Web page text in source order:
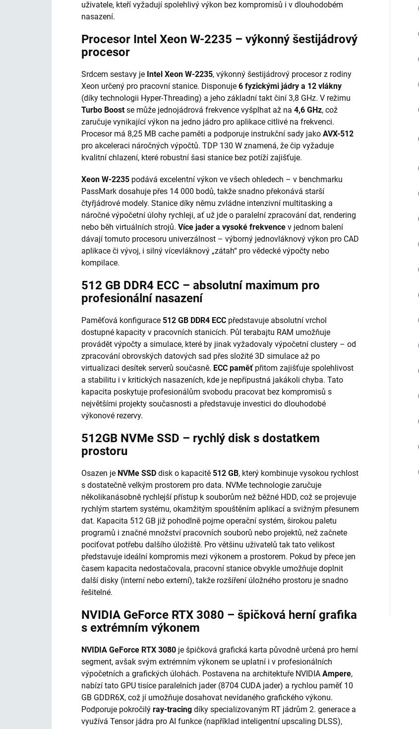
uživatele, kteří vyžadují spolehlivý výkon bez kompromisů i v dlouhodobém
nasazení.
Procesor Intel Xeon W-2235 – výkonný šestijádrový
procesor
Srdcem sestavy je Intel Xeon W-2235, výkonný šestijádrový procesor z rodiny
Xeon určený pro pracovní stanice. Disponuje 6 fyzickými jádry a 12 vlákny
(díky technologii Hyper-Threading) a jeho základní takt činí 3,8 GHz. V režimu
Turbo Boostse může jednojádrová frekvence vyšplhat až na 4,6 GHz, což
zaručuje vynikající výkon na jedno jádro pro aplikace citlivé na frekvenci.
Procesor má 8,25 MB cache paměti a podporuje instrukční sady jako AVX-512
pro akceleraci náročných výpočtů. TDP 130 W znamená, že čip vyžaduje
kvalitní chlazení, které robustní šasi stanice bez potíží zajišťuje.
Xeon W-2235 podává excelentní výkon ve všech ohledech – v benchmarku
PassMark dosahuje přes 14 000 bodů, takže snadno překonává starší
čtyřjádrové modely. Stanice díky němu zvládne intenzivní multitasking a
náročné výpočetní úlohy rychleji, ať už jde o paralelní zpracování dat, rendering
nebo běh virtuálních strojů. Více jader a vysoké frekvence v jednom balení
dávají tomuto procesoru univerzálnost – výborný jednovláknový výkon pro CAD
aplikace či vývoj, i silný vícevláknový „zátah“ pro vědecké výpočty nebo
kompilace.
512 GB DDR4 ECC – absolutní maximum pro
profesionální nasazení
Paměťová konfigurace 512 GB DDR4 ECC představuje absolutní vrchol
dostupné kapacity v pracovních stanicích. Půl terabajtu RAM umožňuje
provádět výpočty a simulace, které by jinak vyžadovaly výpočetní clustery – od
zpracování obrovských datových sad přes složité 3D simulace až po
virtualizaci desítek serverů současně. ECC paměťpřitom zajišťuje spolehlivost
a stabilitu i v kritických nasazeních, kde je nepřípustná jakákoli chyba. Tato
kapacita poskytuje profesionálům svobodu pracovat bez kompromisů s
největšími projekty současnosti a představuje investici do dlouhodobé
výkonové rezervy.
512GB NVMe SSD – rychlý disk s dostatkem
prostoru
Osazen je NVMe SSD disk o kapacitě 512 GB, který kombinuje vysokou rychlost
s dostatečně velkým prostorem pro data. NVMe technologie zaručuje
několikanásobně rychlejší přístup k souborům než běžné HDD, což se projevuje
rychlým startem systému, okamžitým spouštěním aplikací a svižným přesunem
dat. Kapacita 512 GB již pohodlně pojme operační systém, širokou paletu
programů i značné množství pracovních souborů nebo projektů, než začnete
pociťovat potřebu dalšího úložiště. Pro většinu uživatelů tak tato velikost
představuje ideální kompromis mezi výkonem a prostorem. Pokud by přece jen
časem kapacita nedostačovala, pracovní stanice obvykle umožňuje doplnit
další disky (interní nebo externí), takže rozšíření úložného prostoru je snadno
řešitelné.
NVIDIA GeForce RTX 3080 – špičková herní grafika
s extrémním výkonem
NVIDIA GeForce RTX 3080 je špičková grafická karta původně určená pro herní
segment, avšak svým extrémním výkonem se uplatní i v profesionálních
výpočetních a grafických úlohách. Postavena na architektuře NVIDIA Ampere,
nabízí tato GPU tisíce paralelních jader (8704 CUDA jader) a rychlou paměť 10
GB GDDR6X, což jí umožňuje dosahovat nevídaného grafického výkonu.
Podporuje pokročilý ray-tracing díky specializovaným RT jádrům 2. generace a
využívá Tensor jádra pro AI funkce (například inteligentní upscaling DLSS),